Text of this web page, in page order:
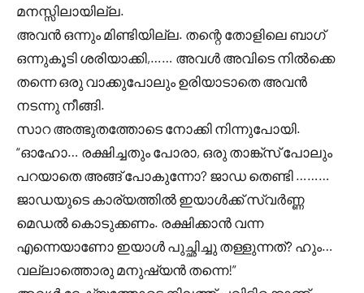
മനസ്സിലായില്ല.
അവൻ ഒന്നും മിണ്ടിയില്ല. തന്റെ തോളിലെ ബാഗ്
ഒന്നുകൂടി ശരിയാക്കി,…… അവൾ അവിടെ നിൽക്കെ
തന്നെ ഒരു വാക്കുപോലും ഉരിയാടാതെ അവൻ
നടന്നു നീങ്ങി.
സാറ അത്ഭുതത്തോടെ നോക്കി നിന്നുപോയി.
“ഓഹോ… രക്ഷിച്ചതും പോരാ, ഒരു താങ്ക്സ് പോലും
പറയാതെ അങ്ങ് പോകുന്നോ? ജാഡ തെണ്ടി ………
ജാഡയുടെ കാര്യത്തിൽ ഇയാൾക്ക് സ്വർണ്ണ
മെഡൽ കൊടുക്കണം. രക്ഷിക്കാൻ വന്ന
എന്നെയാണോ ഇയാൾ പുച്ഛിച്ചു തള്ളുന്നത്? ഹും…
വല്ലാത്തൊരു മനുഷ്യൻ തന്നെ!”